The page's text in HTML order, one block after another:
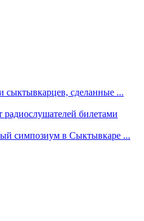
сделанные ...
билетами
симпозиум в Сыктывкаре ...